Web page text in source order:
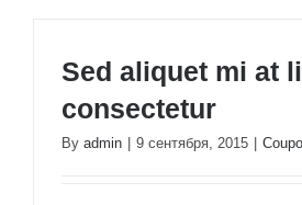
Sed aliquet mi at
consectetur
By admin 9 сентября, 2015